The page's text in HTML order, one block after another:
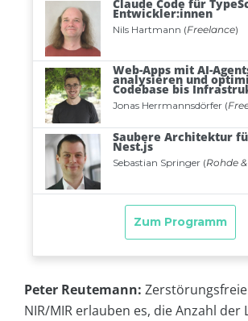
Peter Reutemann:
NIR/MIR erlauben es, die Anzahl